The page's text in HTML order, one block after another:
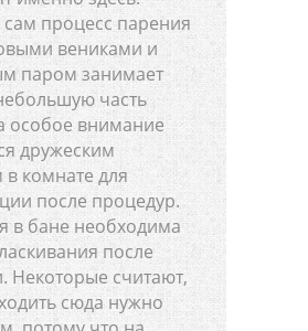
процесс парения
вениками и
паром занимает
часть
особое внимание
дружеским
в комнате для
после процедур.
в бане необходима
после
Некоторые считают,
сюда нужно